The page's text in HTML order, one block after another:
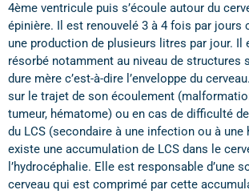
4ème ventricule puis s’écoule autour du
épinière. Il est renouvelé 3 à 4 fois par jours
une production de plusieurs litres par jour. Il
résorbé notamment au niveau de structures
dure mère c’est-à-dire l’enveloppe du
sur le trajet de son écoulement
tumeur, hématome) ou en cas de difficulté
du LCS (secondaire à une infection ou à une
existe une accumulation de LCS dans le
l’hydrocéphalie. Elle est responsable d’une
cerveau qui est comprimé par cette